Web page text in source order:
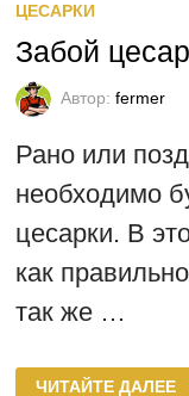
ЦЕСАРКИ
Забой
Автор: fermer
Рано или
необходимо
цесарки. В
как
так же …
ЗАБОЙ
ЦЕСАРОК
ЧИТАЙТЕ ДАЛЕЕ